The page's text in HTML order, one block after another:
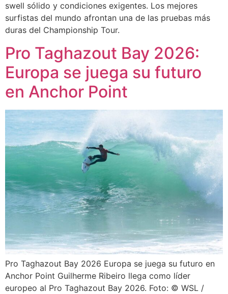
swell sólido y condiciones exigentes. Los mejores
surfistas del mundo afrontan una de las pruebas más
duras del Championship Tour.
Pro Taghazout Bay 2026:
Europa se juega su futuro
en Anchor Point
Pro Taghazout Bay 2026 Europa se juega su futuro en
Anchor Point Guilherme Ribeiro llega como líder
europeo al Pro Taghazout Bay 2026. Foto: © WSL /